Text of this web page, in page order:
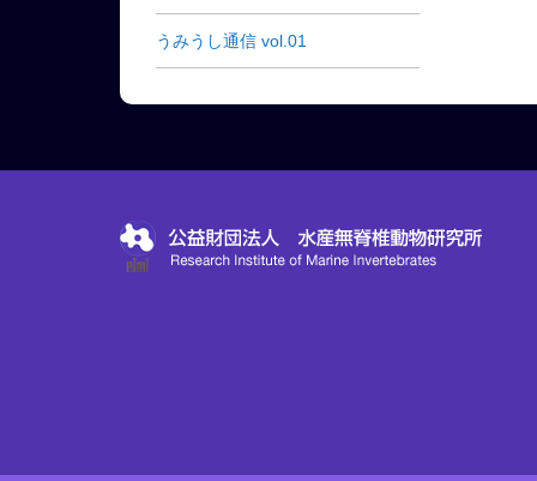
うみうし通信 vol.01